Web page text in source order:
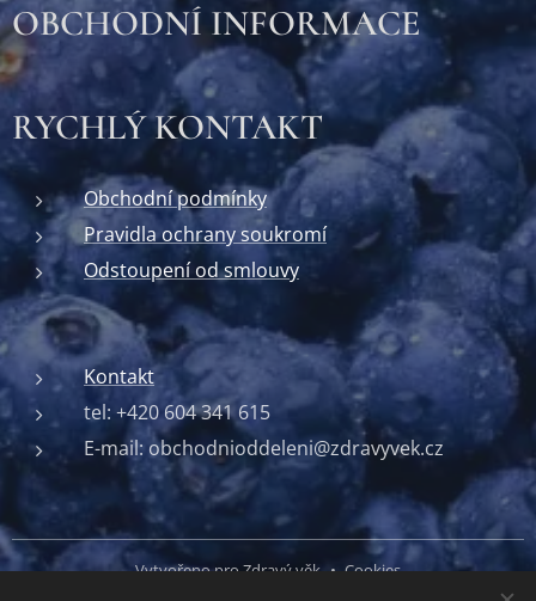
OBCHODNÍ INFORMACE
RYCHLÝ KONTAKT
Obchodní podmínky
Pravidla ochrany soukromí
Odstoupení od smlouvy
Kontakt
tel: +420 604 341 615
E-mail: obchodnioddeleni@zdravyvek.cz
Vytvořeno pro Zdravý věk Cookies